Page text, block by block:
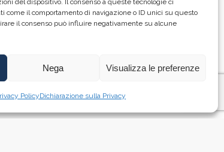
del dispositivo. Il consenso a queste tecnologie ci
come il comportamento di navigazione o ID unici su questo
il consenso può influire negativamente su alcune
Nega Visualizza le preferenze
PolicyDichiarazione sulla Privacy